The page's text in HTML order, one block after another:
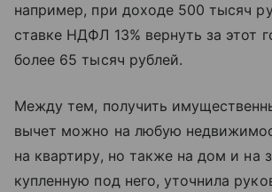
например, при доходе 500 тысяч
ставке НДФЛ 13% вернуть за этот
более 65 тысяч рублей.
Между тем, получить
вычет можно на любую
на квартиру, но также на дом и на
купленную под него, уточнила